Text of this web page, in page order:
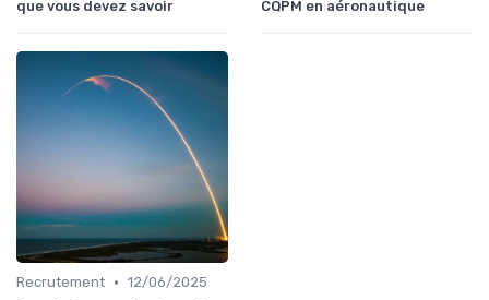
que vous devez savoir CQPM en aéronautique
Recrutement • 12/06/2025